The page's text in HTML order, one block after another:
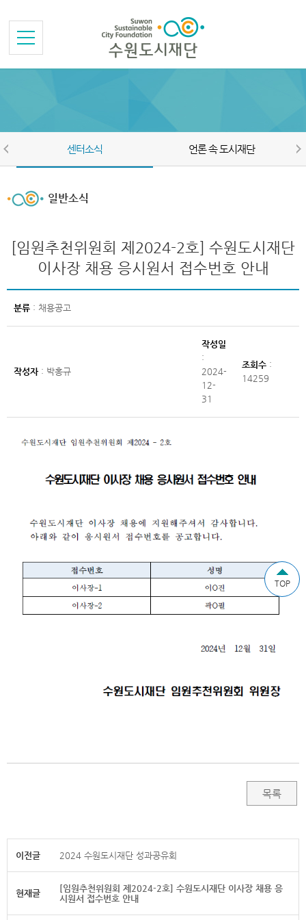
센터소식 언론 속 도시재단
일반소식
[임원추천위원회 제2024-2호] 수원도시재단
이사장 채용 응시원서 접수번호 안내
분류 : 채용공고
작성자: 박홍규
작성일
:
2024-
12-
31
조회수 :
14259
목록
이전글 2024 수원도시재단 성과공유회
현재글
[임원추천위원회 제2024-2호] 수원도시재단 이사장 채용 응
시원서 접수번호 안내
TOP